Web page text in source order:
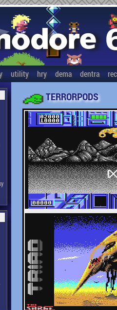
utility hry dema dentra
TERRORPODS